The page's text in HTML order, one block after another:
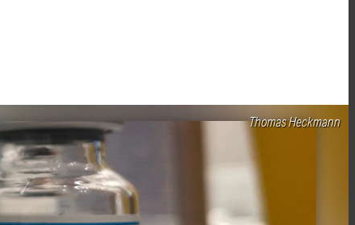
Thomas Heckmann